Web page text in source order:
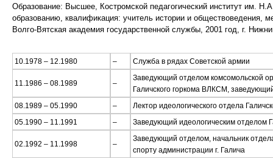
Образование: Высшее, Костромской педагогический институт им.
образованию, квалификация: учитель истории и обществоведения,
Волго-Вятская академия государственной службы, 2001 год, г.
10.1978 – 12.1980 – Служба в рядах Советской армии
11.1986 – 08.1989 –
Заведующий отделом комсомольской
Галичского горкома ВЛКСМ,
08.1989 – 05.1990 – Лектор идеологического отдела
05.1990 – 11.1991 – Заведующий идеологическим отделом
02.1992 – 11.1998 –
Заведующий отделом, начальник
спорту администрации г. Галича